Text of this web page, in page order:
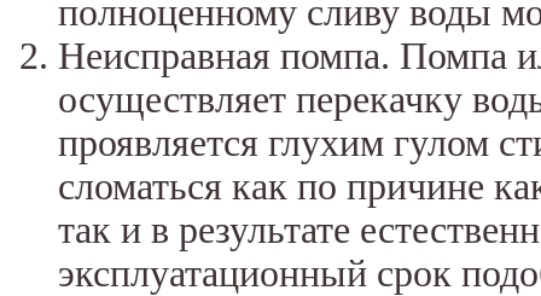
полноценному сливу воды
Неисправная помпа. Помпа
осуществляет перекачку
проявляется глухим гулом
сломаться как по причине
так и в результате
эксплуатационный срок